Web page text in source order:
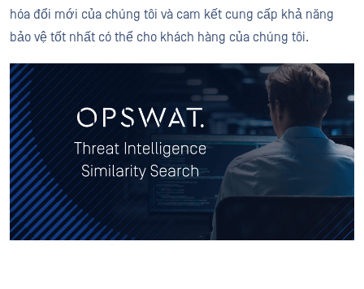
hóa đổi mới của chúng tôi và cam kết cung cấp khả năng
bảo vệ tốt nhất có thể cho khách hàng của chúng tôi.